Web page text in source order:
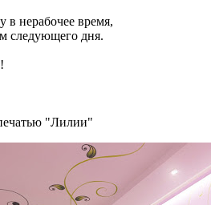
в нерабочее время,
следующего дня.
"Лилии"